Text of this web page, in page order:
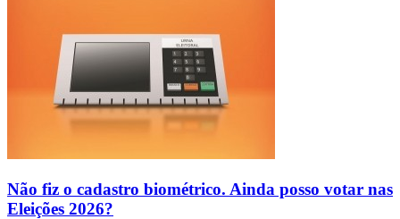
Não fiz o cadastro biométrico. Ainda posso votar nas
Eleições 2026?